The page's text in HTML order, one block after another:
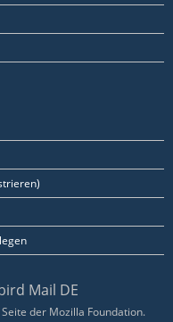
Mail DE
der Mozilla Foundation.